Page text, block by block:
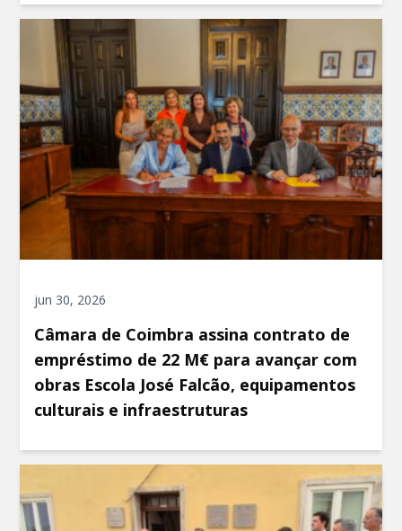
jun 30, 2026
Câmara de Coimbra assina contrato de
empréstimo de 22 M€ para avançar com
obras Escola José Falcão, equipamentos
culturais e infraestruturas